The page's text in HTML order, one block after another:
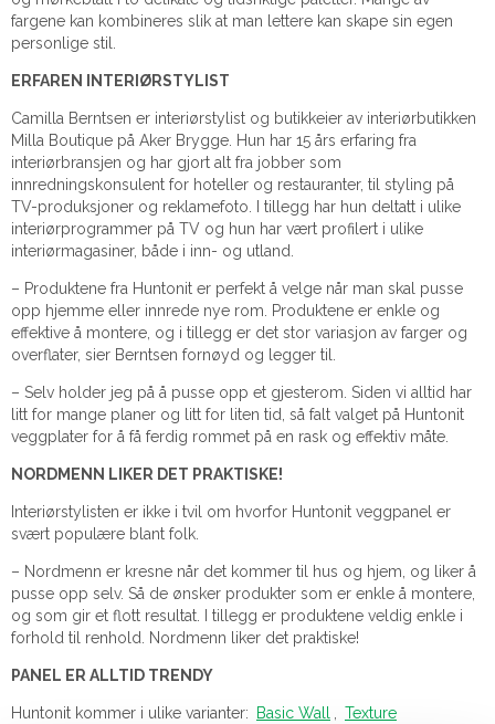
fargene kan kombineres slik at man lettere kan skape sin egen
personlige stil.
ERFAREN INTERIØRSTYLIST
Camilla Berntsen er interiørstylist og butikkeier av interiørbutikken
Milla Boutique på Aker Brygge. Hun har 15 års erfaring fra
interiørbransjen og har gjort alt fra jobber som
innredningskonsulent for hoteller og restauranter, til styling på
TV-produksjoner og reklamefoto. I tillegg har hun deltatt i ulike
interiørprogrammer på TV og hun har vært profilert i ulike
interiørmagasiner, både i inn- og utland.
– Produktene fra Huntonit er perfekt å velge når man skal pusse
opp hjemme eller innrede nye rom. Produktene er enkle og
effektive å montere, og i tillegg er det stor variasjon av farger og
overflater, sier Berntsen fornøyd og legger til.
– Selv holder jeg på å pusse opp et gjesterom. Siden vi alltid har
litt for mange planer og litt for liten tid, så falt valget på Huntonit
veggplater for å få ferdig rommet på en rask og effektiv måte.
NORDMENN LIKER DET PRAKTISKE!
Interiørstylisten er ikke i tvil om hvorfor Huntonit veggpanel er
svært populære blant folk.
– Nordmenn er kresne når det kommer til hus og hjem, og liker å
pusse opp selv. Så de ønsker produkter som er enkle å montere,
og som gir et flott resultat. I tillegg er produktene veldig enkle i
forhold til renhold. Nordmenn liker det praktiske!
PANEL ER ALLTID TRENDY
Huntonit kommer i ulike varianter: Basic Wall , Texture